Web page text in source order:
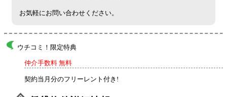
お気軽にお問い合わせください。
ウチコミ！限定特典
仲介手数料 無料
契約当月分のフリーレント付き!